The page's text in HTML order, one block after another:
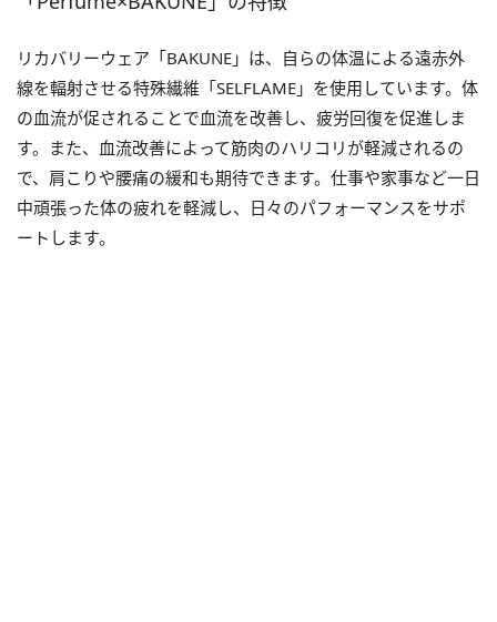
リカバリーウェア「BAKUNE」は、自らの体温による遠赤外
線を輻射させる特殊繊維「SELFLAME」を使用しています。体
の血流が促されることで血流を改善し、疲労回復を促進しま
す。また、血流改善によって筋肉のハリコリが軽減されるの
で、肩こりや腰痛の緩和も期待できます。仕事や家事など一日
中頑張った体の疲れを軽減し、日々のパフォーマンスをサポ
ートします。